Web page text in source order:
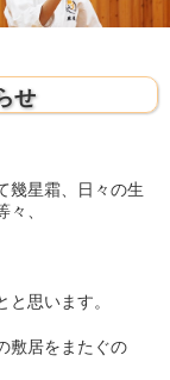
せ
幾星霜、日々の生
、
思います。
敷居をまたぐの